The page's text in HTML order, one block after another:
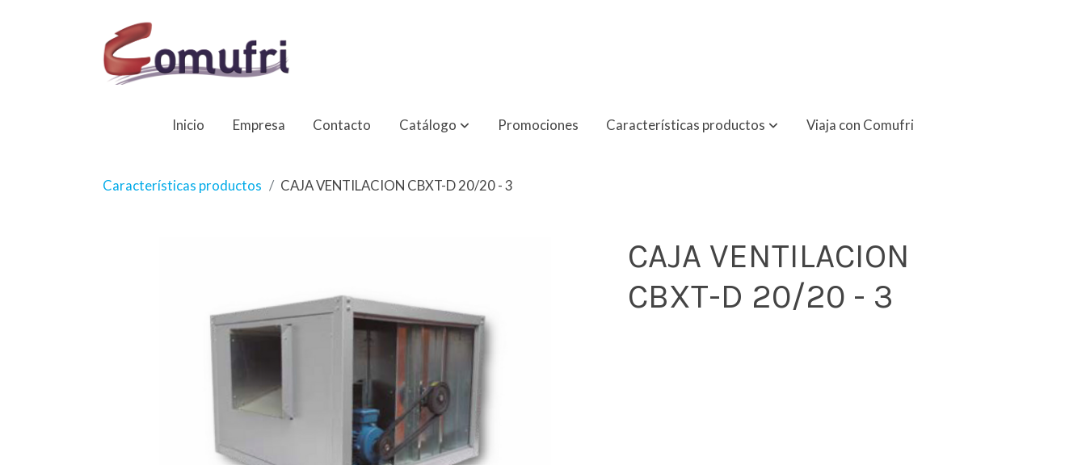
Inicio Empresa Contacto Catálogo Promociones Características productos Viaja con Comufri
Características productos CAJA VENTILACION CBXT-D 20/20 - 3
CAJA VENTILACION
CBXT-D 20/20 - 3